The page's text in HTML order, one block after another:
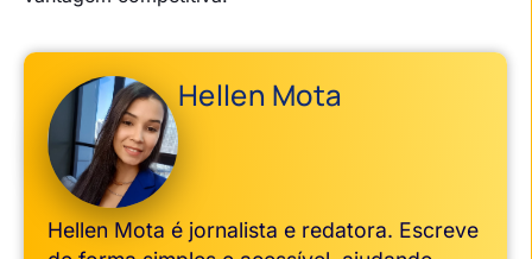
Hellen Mota
Hellen Mota é jornalista e redatora. Escreve